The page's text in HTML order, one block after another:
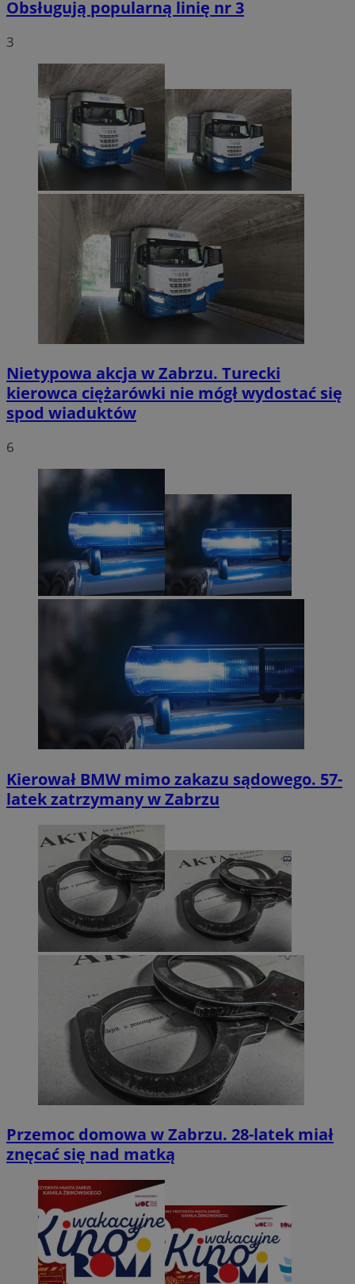
Obsługują popularną linię nr 3
3
Nietypowa akcja w Zabrzu. Turecki
kierowca ciężarówki nie mógł wydostać się
spod wiaduktów
6
Kierował BMW mimo zakazu sądowego. 57-
latek zatrzymany w Zabrzu
Przemoc domowa w Zabrzu. 28-latek miał
znęcać się nad matką